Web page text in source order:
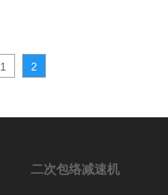
1 2
二次包络减速机